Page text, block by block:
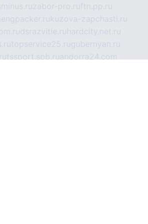
zabor-pro.ruftn.pp.ru
kuzova-zapchasti.ru
dsrazvitie.ru hardcity.net.ru
topservice25.rugubernyan.ru
tssport.spb.ruandorra24.com